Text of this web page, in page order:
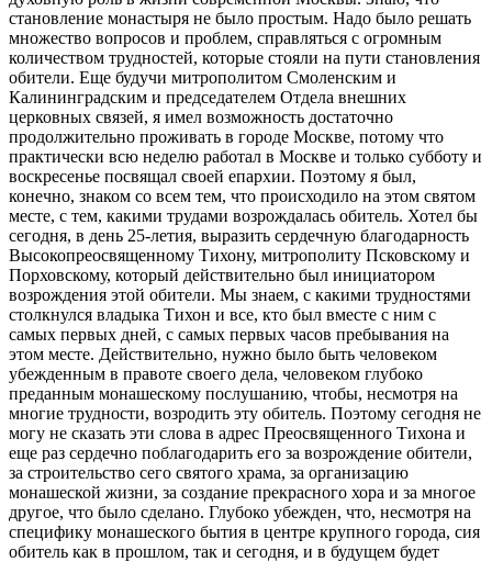
становление монастыря не было простым. Надо было решать
множество вопросов и проблем, справляться с огромным
количеством трудностей, которые стояли на пути становления
обители. Еще будучи митрополитом Смоленским и
Калининградским и председателем Отдела внешних
церковных связей, я имел возможность достаточно
продолжительно проживать в городе Москве, потому что
практически всю неделю работал в Москве и только субботу и
воскресенье посвящал своей епархии. Поэтому я был,
конечно, знаком со всем тем, что происходило на этом святом
месте, с тем, какими трудами возрождалась обитель. Хотел бы
сегодня, в день 25-летия, выразить сердечную благодарность
Высокопреосвященному Тихону, митрополиту Псковскому и
Порховскому, который действительно был инициатором
возрождения этой обители. Мы знаем, с какими трудностями
столкнулся владыка Тихон и все, кто был вместе с ним с
самых первых дней, с самых первых часов пребывания на
этом месте. Действительно, нужно было быть человеком
убежденным в правоте своего дела, человеком глубоко
преданным монашескому послушанию, чтобы, несмотря на
многие трудности, возродить эту обитель. Поэтому сегодня не
могу не сказать эти слова в адрес Преосвященного Тихона и
еще раз сердечно поблагодарить его за возрождение обители,
за строительство сего святого храма, за организацию
монашеской жизни, за создание прекрасного хора и за многое
другое, что было сделано. Глубоко убежден, что, несмотря на
специфику монашеского бытия в центре крупного города, сия
обитель как в прошлом, так и сегодня, и в будущем будет